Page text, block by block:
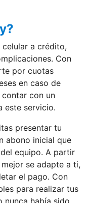
a crédito,
Con
por cuotas
en caso de
contar con un
este servicio.
presentar tu
abono inicial que
equipo. A partir
se adapte a ti,
el pago. Con
para realizar tus
nunca había sido